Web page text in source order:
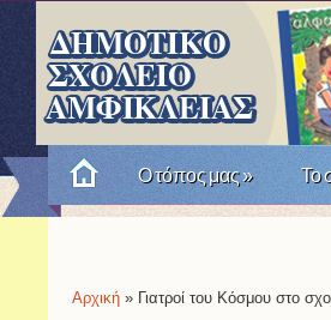
Ο τόπος μας» Το
Είστε εδώ
Αρχική » Γιατροί του Κόσμου στο